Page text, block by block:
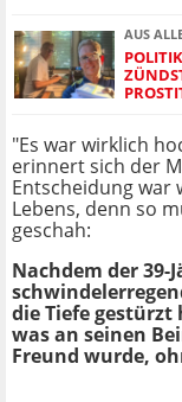
AUS
"Es war wirklich
erinnert sich der
Entscheidung war
Lebens, denn so
geschah:
Nachdem der 39-
die Tiefe gestürzt
was an seinen
Freund wurde,